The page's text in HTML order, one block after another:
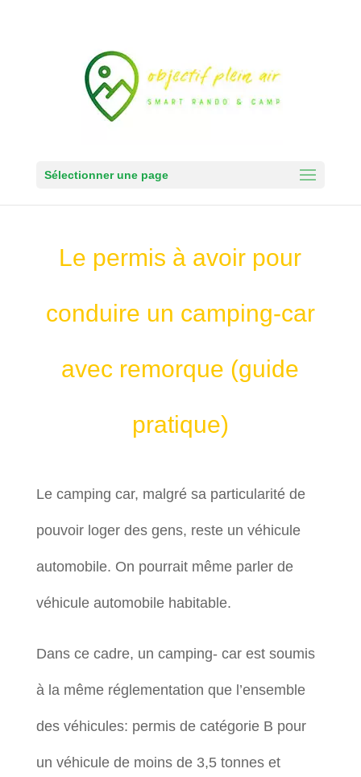
Sélectionner une page
Le permis à avoir pour
conduire un camping-car
avec remorque (guide
pratique)
Le camping car, malgré sa particularité de
pouvoir loger des gens, reste un véhicule
automobile. On pourrait même parler de
véhicule automobile habitable.
Dans ce cadre, un camping- car est soumis
à la même réglementation que l’ensemble
des véhicules: permis de catégorie B pour
un véhicule de moins de 3,5 tonnes et